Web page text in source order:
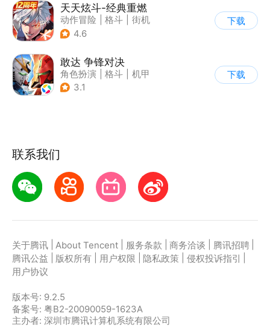
天天炫斗-经典重燃
动作冒险 格斗
街机
| 动漫
4.6
下载
敢达 争锋对决
角色扮演 格斗
机甲
| 敢达
3.1
下载
联系我们
关于腾讯 About Tencent 服务条款 商务洽谈 腾讯招聘
腾讯公益
版权所有 用户权限 隐私政策 侵权投诉指引
用户协议
版本号: 9.2.5
备案号: 粤B2-20090059-1623A
主办者: 深圳市腾讯计算机系统有限公司